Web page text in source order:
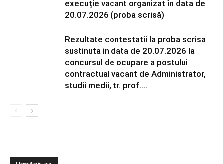
execuție vacant organizat în data de
20.07.2026 (proba scrisă)
Rezultate contestatii la proba scrisa
sustinuta in data de 20.07.2026 la
concursul de ocupare a postului
contractual vacant de Administrator,
studii medii, tr. prof....